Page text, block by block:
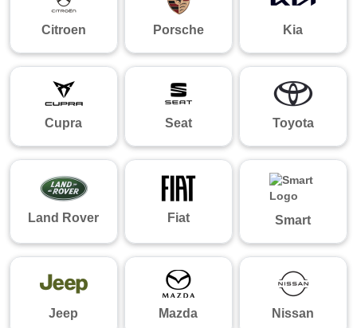
Citroen Porsche Kia
Cupra Seat Toyota
Land Rover Fiat Smart
Jeep Mazda Nissan